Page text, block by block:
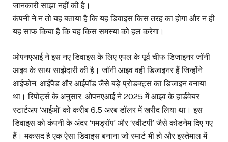
जानकारी साझा नहीं की है।
कंपनी ने न तो यह बताया है कि यह डिवाइस किस तरह का होगा और न ही
यह साफ किया है कि यह किस समस्या को हल करेगा।
ओपनएआई ने इस नए डिवाइस के लिए एपल के पूर्व चीफ डिजाइनर जॉनी
आइव के साथ साझेदारी की है। जॉनी आइव वही डिजाइनर हैं जिन्होंने
आईफोन, आईपैड और आईपॉड जैसे बड़े प्रोडक्ट्स का डिजाइन बनाया
था। रिपोर्ट्स के अनुसार, ओपनएआई ने 2025 में आइव के हार्डवेयर
स्टार्टअप ‘आईओ’ को करीब 6.5 अरब डॉलर में खरीद लिया था। इस
डिवाइस को कंपनी के अंदर ‘गमड्रॉप’ और ‘स्वीटपी’ जैसे कोडनेम दिए गए
हैं। मकसद है एक ऐसा डिवाइस बनाना जो स्मार्ट भी हो और इस्तेमाल में